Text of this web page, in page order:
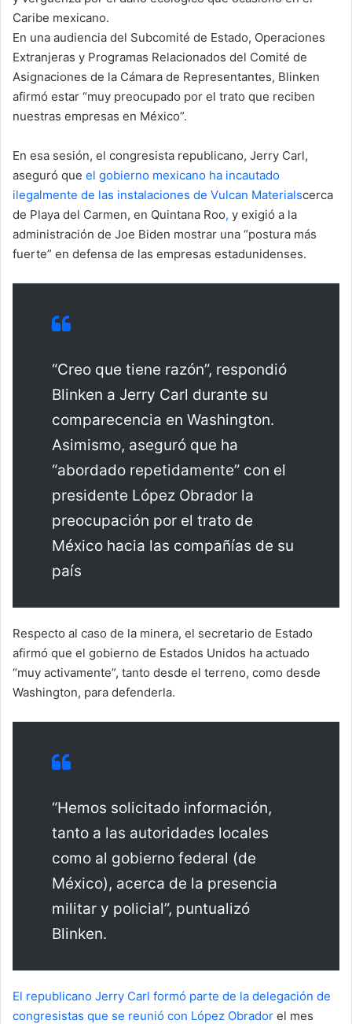
Caribe mexicano.
En una audiencia del Subcomité de Estado, Operaciones
Extranjeras y Programas Relacionados del Comité de
Asignaciones de la Cámara de Representantes, Blinken
afirmó estar “muy preocupado por el trato que reciben
nuestras empresas en México”.
En esa sesión, el congresista republicano, Jerry Carl,
aseguró que el gobierno mexicano ha incautado
ilegalmente de las instalaciones de Vulcan Materialscerca
de Playa del Carmen, en Quintana Roo, y exigió a la
administración de Joe Biden mostrar una “postura más
fuerte” en defensa de las empresas estadunidenses.
“Creo que tiene razón”, respondió
Blinken a Jerry Carl durante su
comparecencia en Washington.
Asimismo, aseguró que ha
“abordado repetidamente” con el
presidente López Obrador la
preocupación por el trato de
México hacia las compañías de su
país
Respecto al caso de la minera, el secretario de Estado
afirmó que el gobierno de Estados Unidos ha actuado
“muy activamente”, tanto desde el terreno, como desde
Washington, para defenderla.
“Hemos solicitado información,
tanto a las autoridades locales
como al gobierno federal (de
México), acerca de la presencia
militar y policial”, puntualizó
Blinken.
El republicano Jerry Carl formó parte de la delegación de
congresistas que se reunió con López Obrador el mes